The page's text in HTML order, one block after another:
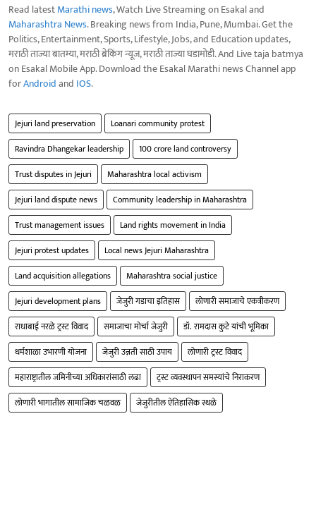
Read latestMarathi news, Watch Live Streaming on Esakal and
Maharashtra News. Breaking news from India, Pune, Mumbai. Get the
Politics, Entertainment, Sports, Lifestyle, Jobs, and Education updates,
मराठी ताज्या बातम्या, मराठी ब्रेकिंग न्यूज, मराठी ताज्या घडामोडी. And Live taja batmya
on Esakal Mobile App. Download the Esakal Marathi news Channel app
forAndroidand IOS.
Jejuri land preservation
Loanari community protest
Ravindra Dhangekar leadership
100 crore land controversy
Trust disputes in Jejuri
Maharashtra local activism
Jejuri land dispute news
Community leadership in Maharashtra
Trust management issues
Land rights movement in India
Jejuri protest updates
Local news Jejuri Maharashtra
Land acquisition allegations
Maharashtra social justice
Jejuri development plans
जेजुरी गडाचा इतिहास
लोणारी समाजाचे एकत्रीकरण
राधाबाई नरळे ट्रस्ट विवाद
समाजाचा मोर्चा जेजुरी
डॉ. रामदास कुटे यांची भूमिका
धर्मशाळा उभारणी योजना
जेजुरी उन्नती साठी उपाय
लोणारी ट्रस्ट विवाद
महाराष्ट्रातील जमिनीच्या अधिकारांसाठी लढा
ट्रस्ट व्यवस्थापन समस्यांचे निराकरण
लोणारी भागातील सामाजिक चळवळ
जेजुरीतील ऐतिहासिक स्थळे